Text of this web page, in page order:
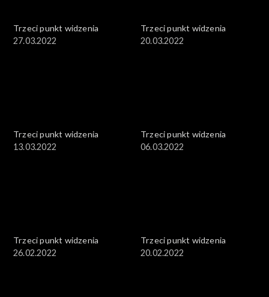
Trzeci punkt widzenia
27.03.2022
Trzeci punkt widzenia
20.03.2022
Trzeci punkt widzenia
13.03.2022
Trzeci punkt widzenia
06.03.2022
Trzeci punkt widzenia
26.02.2022
Trzeci punkt widzenia
20.02.2022